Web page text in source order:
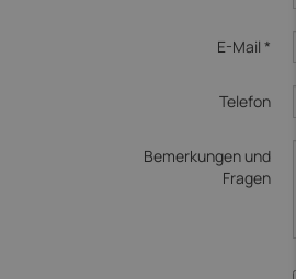
E-Mail *
Telefon
Bemerkungen und
Fragen